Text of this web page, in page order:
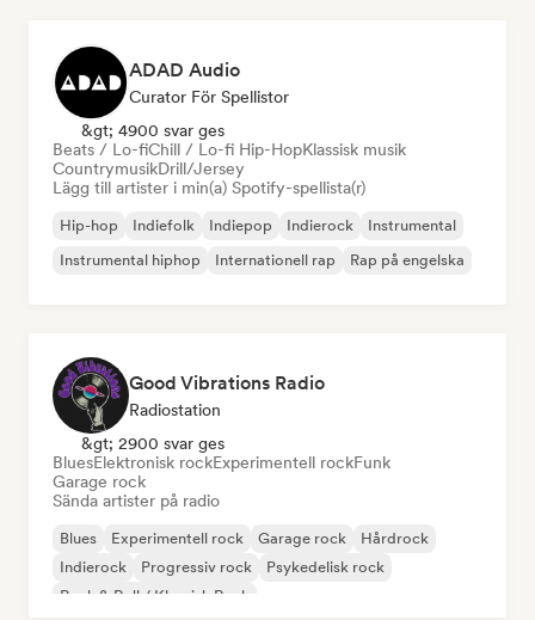
ADAD Audio
Curator För Spellistor
&gt; 4900 svar ges
Beats / Lo-fiChill / Lo-fi Hip-HopKlassisk musik
CountrymusikDrill/Jersey
Lägg till artister i min(a) Spotify-spellista(r)
Hip-hop Indiefolk Indiepop Indierock
Instrumental
Instrumental hiphop
Internationell rap Rap på engelska
Good Vibrations Radio
Radiostation
&gt; 2900 svar ges
BluesElektronisk rockExperimentell rockFunk
Garage rock
Sända artister på radio
Blues Experimentell rock Garage rock
Hårdrock
Indierock
Progressiv rock
Psykedelisk rock
Rock & Roll / Klassisk Rock